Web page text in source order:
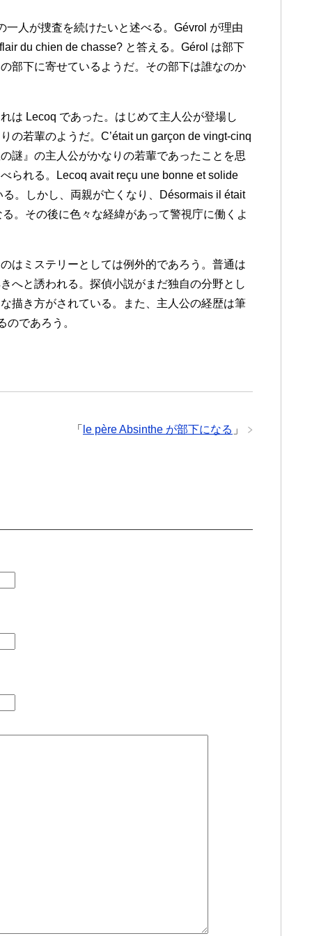
人が捜査を続けたいと述べる。Gévrol が理由
du chien de chasse? と答える。Gérol は部下
部下に寄せているようだ。その部下は誰なのか
は Lecoq であった。はじめて主人公が登場し
の若輩のようだ。C’était un garçon de vingt-cinq
謎』の主人公がかなりの若輩であったことを思
られる。Lecoq avait reçu une bonne et solide
。しかし、両親が亡くなり、Désormais il était
。その後に色々な経緯があって警視庁に働くよ
はミステリーとしては例外的であろう。普通は
へと誘われる。探偵小説がまだ独自の分野とし
描き方がされている。また、主人公の経歴は筆
であろう。
「 le père Absinthe が部下になる 」